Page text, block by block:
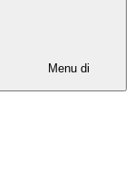
Menu di